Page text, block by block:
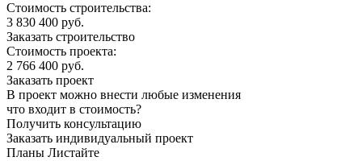
Стоимость строительства:
3 830 400 руб.
Заказать строительство
Стоимость проекта:
2 766 400 руб.
Заказать проект
В проект можно внести любые изменения
что входит в стоимость?
Получить консультацию
Заказать индивидуальный проект
Планы Листайте